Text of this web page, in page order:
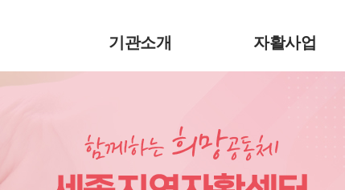
기관소개 자활사업